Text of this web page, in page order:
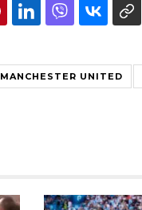
MANCHESTER UNITED